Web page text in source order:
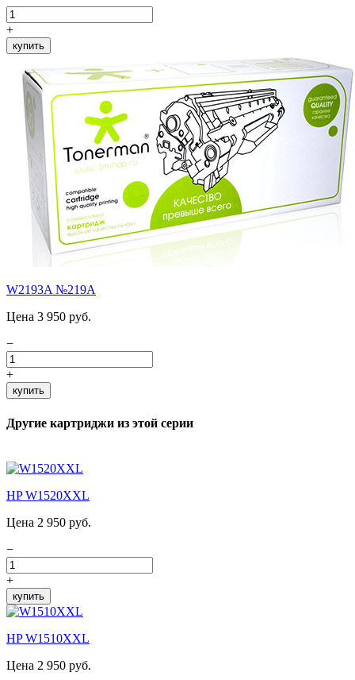
+
купить
W2193A №219A
Цена 3 950 руб.
−
+
купить
Другие картриджи из этой серии
HP W1520XXL
Цена 2 950 руб.
−
+
купить
HP W1510XXL
Цена 2 950 руб.